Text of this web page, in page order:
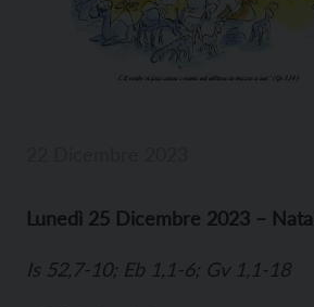
Lunedì 25 Dicembre 2023 –
Is 52,7-10; Eb 1,1-6; Gv 1,1-18